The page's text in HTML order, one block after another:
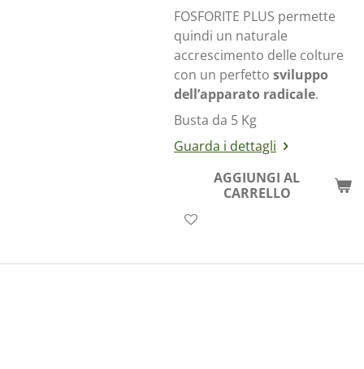
FOSFORITE PLUS permette
quindi un naturale
accrescimento delle colture
con un perfetto sviluppo
dell’apparato radicale.
Busta da 5 Kg
Guarda i dettagli
AGGIUNGI AL
CARRELLO